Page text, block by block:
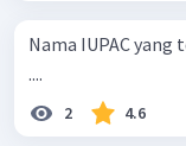
Nama IUPAC
....
2 4.6